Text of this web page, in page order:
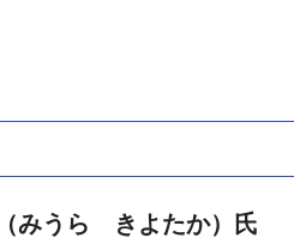
みうら きよたか）氏